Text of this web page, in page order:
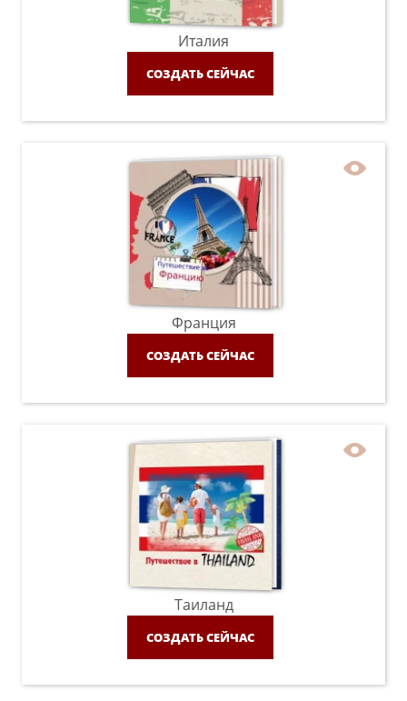
Италия
СОЗДАТЬ СЕЙЧАС
Франция
СОЗДАТЬ СЕЙЧАС
Таиланд
СОЗДАТЬ СЕЙЧАС